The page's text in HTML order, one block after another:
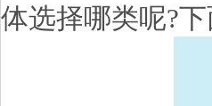
体选择哪类呢?